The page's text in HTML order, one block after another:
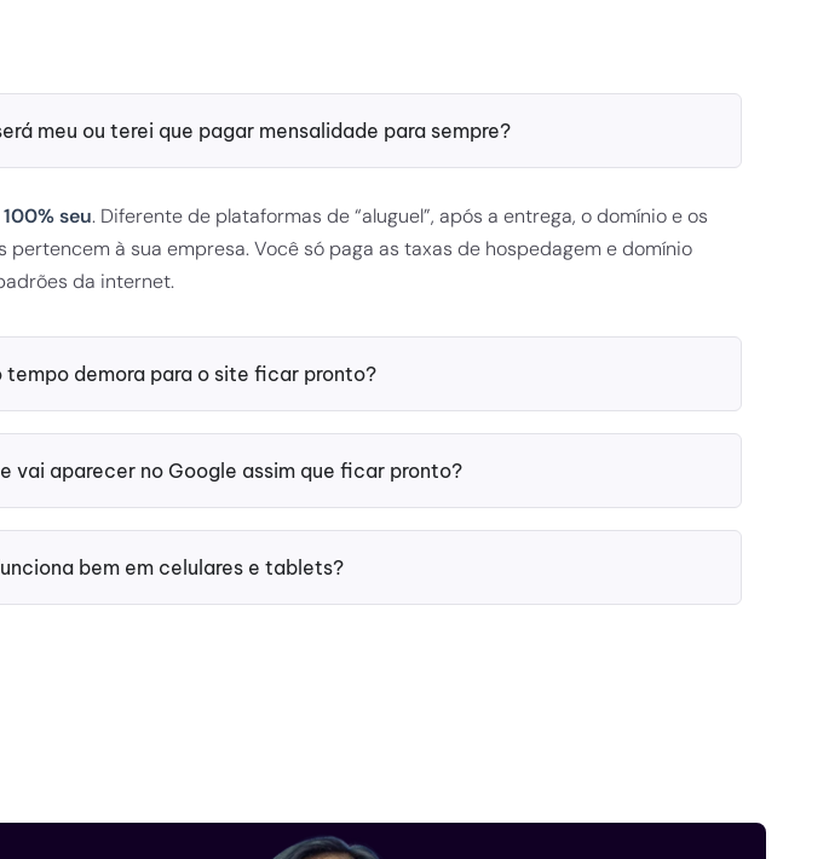
meu ou terei que pagar mensalidade para sempre?
100% seu. Diferente de plataformas de “aluguel”, após a entrega, o domínio e os
pertencem à sua empresa. Você só paga as taxas de hospedagem e domínio
da internet.
tempo demora para o site ficar pronto?
vai aparecer no Google assim que ficar pronto?
bem em celulares e tablets?